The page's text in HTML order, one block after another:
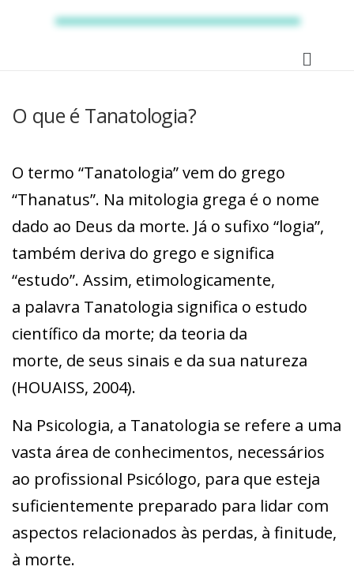
O que é Tanatologia?
O termo “Tanatologia” vem do grego
“Thanatus”. Na mitologia grega é o nome
dado ao Deus da morte. Já o sufixo “logia”,
também deriva do grego e significa
“estudo”. Assim, etimologicamente,
a palavra Tanatologia significa o estudo
científico da morte; da teoria da
morte, de seus sinais e da sua natureza
(HOUAISS, 2004).
Na Psicologia, a Tanatologia se refere a uma
vasta área de conhecimentos, necessários
ao profissional Psicólogo, para que esteja
suficientemente preparado para lidar com
aspectos relacionados às perdas, à finitude,
à morte.